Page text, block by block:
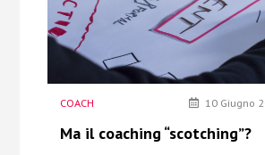
COACH 10 Giugno
Ma il coaching “scotching”?